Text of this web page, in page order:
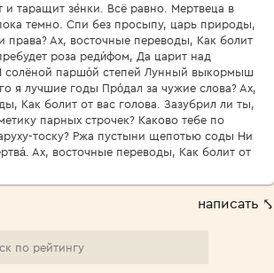
и таращит зе́нки. Всё равно. Мертвеца в
темно. Спи без просыпу, царь природы,
права? Ах, восточные переводы, Как болит
роза реди́фом, Да царит над
солёной паршо́й степей Лунный выкормыш
я лучшие годы Про́дал за чужие слова? Ах,
Как болит от вас голова. Зазубрил ли ты,
парных строчек? Каково тебе по
тоску? Ржа пустыни щепотью соды Ни
Ах, восточные переводы, Как болит от
написать ⤣